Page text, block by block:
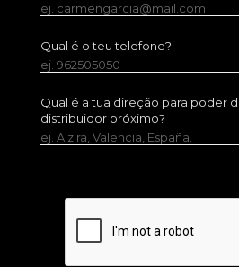
ej. carmengarcia@mail.com
Qual é o teu telefone?
ej. 962505050
Qual é a tua direção para poder
distribuidor próximo?
ej. Alzira, Valencia, España.